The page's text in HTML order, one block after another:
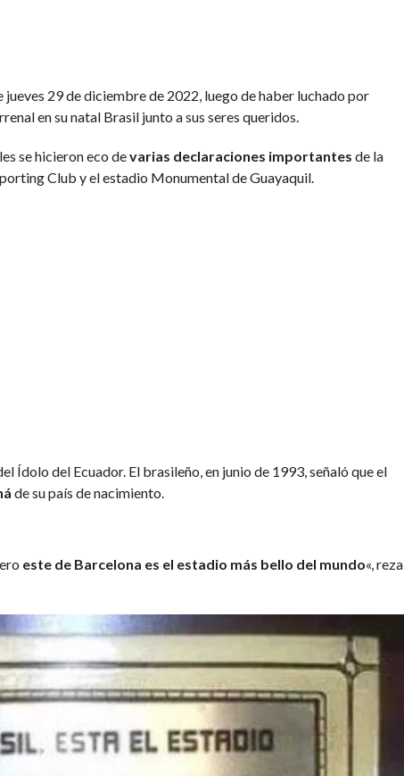
jueves 29 de diciembre de 2022, luego de haber luchado por
en su natal Brasil junto a sus seres queridos.
se hicieron eco devarias declaraciones importantes de la
Club y el estadio Monumental de Guayaquil.
Ídolo del Ecuador. El brasileño, en junio de 1993, señaló que el
de su país de nacimiento.
este de Barcelona es el estadio más bello del mundo«, reza